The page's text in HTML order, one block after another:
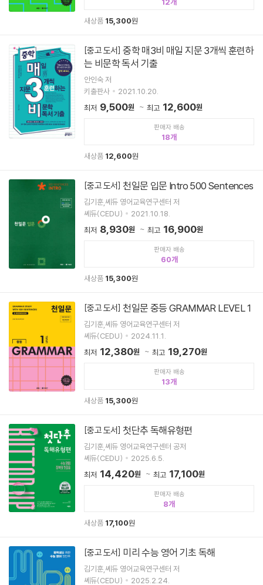
새상품 15,300원
[중고 도서] 중학 매3비 매일 지문 3개씩 훈련하
는 비문학 독서 기출
안인숙 저
키출판사
2021.10.20.
최저 9,500원 최고 12,600원
판매자 배송
18
새상품 12,600원
[중고 도서] 천일문 입문 Intro 500 Sentences
김기훈,쎄듀 영어교육연구센터 저
쎄듀(CEDU)
2021.10.18.
최저 8,930원 최고 16,900원
판매자 배송
60
새상품 15,300원
[중고 도서] 천일문 중등 GRAMMAR LEVEL 1
김기훈,쎄듀 영어교육연구센터 저
쎄듀(CEDU)
2024.11.1.
최저 12,380원 최고 19,270원
판매자 배송
13
새상품 15,300원
[중고 도서] 첫단추 독해유형편
김기훈,쎄듀 영어교육연구센터 공저
쎄듀(CEDU)
2025.6.5.
최저 14,420원 최고 17,100원
판매자 배송
8
새상품 17,100원
[중고 도서] 미리 수능 영어 기초 독해
김기훈,쎄듀 영어교육연구센터 저
쎄듀(CEDU)
2025.2.24.